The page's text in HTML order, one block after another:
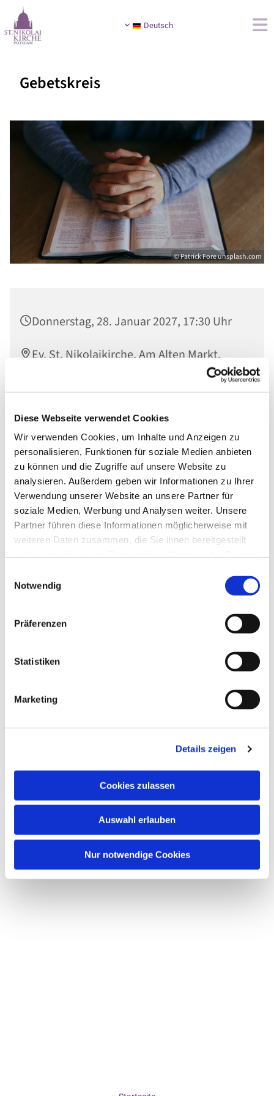
Diese Webseite verwendet Cookies
Wir verwenden Cookies, um Inhalte und Anzeigen zu
personalisieren, Funktionen für soziale Medien anbieten
zu können und die Zugriffe auf unsere Website zu
analysieren. Außerdem geben wir Informationen zu Ihrer
Verwendung unserer Website an unsere Partner für
soziale Medien, Werbung und Analysen weiter. Unsere
Partner führen diese Informationen möglicherweise mit
weiteren Daten zusammen, die Sie ihnen bereitgestellt
Notwendig
Präferenzen
Statistiken
Marketing
Details zeigen
Cookies zulassen
Auswahl erlauben
Nur notwendige Cookies
Deutsch
Gebetskreis
© Patrick Fore unsplash.com
Donnerstag, 28. Januar 2027, 17:30 Uhr
Ev. St. Nikolaikirche, Am Alten Markt,
In der Offenen Kirche gesammelte Worte werden im
Raum der Stille verlesen und so vor Gott gebracht